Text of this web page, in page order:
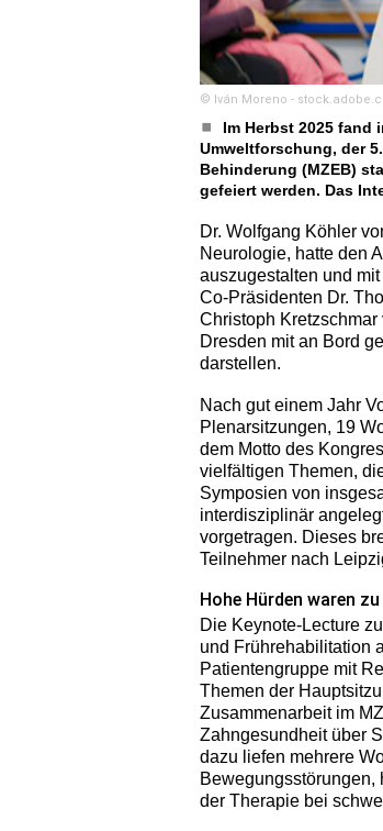
© Iván Moreno -
Im Herbst 2025 fand
Umweltforschung, der
Behinderung (MZEB)
gefeiert werden. Das
Dr. Wolfgang Köhler
Neurologie, hatte den
auszugestalten und
Co-Präsidenten Dr.
Christoph
Dresden mit an Bord
darstellen.
Nach gut einem Jahr
Plenarsitzungen, 19
dem Motto des
vielfältigen Themen,
Symposien von
interdisziplinär
vorgetragen. Dieses
Teilnehmer nach
Hohe Hürden waren
Die Keynote-Lecture
und Frührehabilitation
Patientengruppe mit
Themen der
Zusammenarbeit im
Zahngesundheit über
dazu liefen mehrere
Bewegungsstörungen,
der Therapie bei